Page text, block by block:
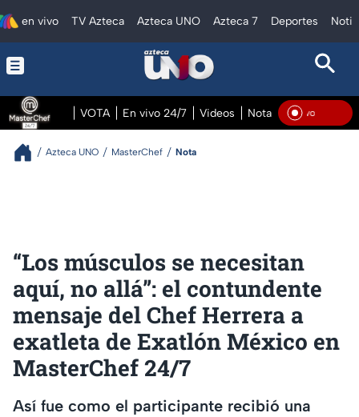
en vivo TV Azteca Azteca UNO Azteca 7 Deportes
VOTA En vivo 24/7 Videos Notas En vivo En
Azteca UNO MasterChef Nota
“Los músculos se necesitan
aquí, no allá”: el contundente
mensaje del Chef Herrera a
exatleta de Exatlón México en
MasterChef 24/7
Así fue como el participante recibió una